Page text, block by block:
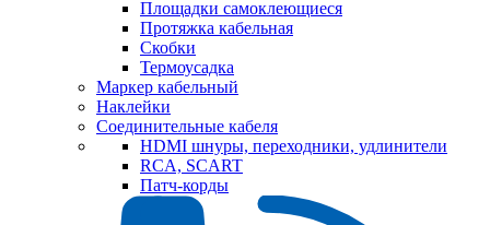
Площадки самоклеющиеся
Протяжка кабельная
Скобки
Термоусадка
Маркер кабельный
Наклейки
Соединительные кабеля
HDMI шнуры, переходники, удлинители
RCA, SCART
Патч-корды